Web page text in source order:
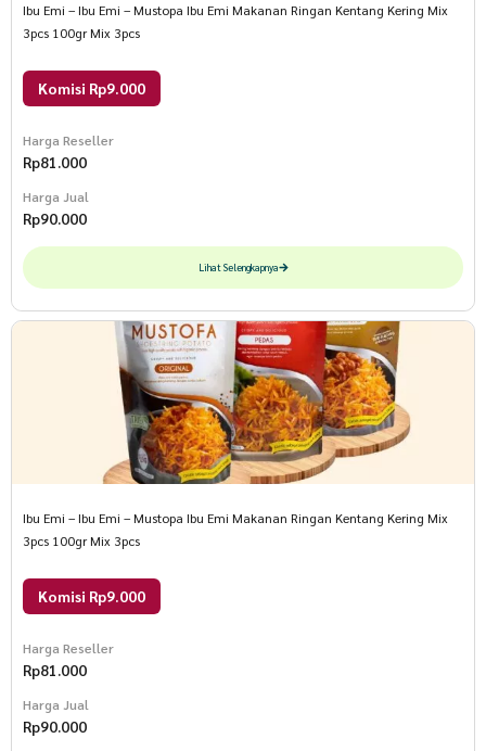
Ibu Emi – Ibu Emi – Mustopa Ibu Emi Makanan Ringan Kentang Kering Mix
3pcs 100gr Mix 3pcs
Komisi Rp9.000
Harga Reseller
Rp81.000
Harga Jual
Rp90.000
Lihat Selengkapnya
Ibu Emi – Ibu Emi – Mustopa Ibu Emi Makanan Ringan Kentang Kering Mix
3pcs 100gr Mix 3pcs
Komisi Rp9.000
Harga Reseller
Rp81.000
Harga Jual
Rp90.000